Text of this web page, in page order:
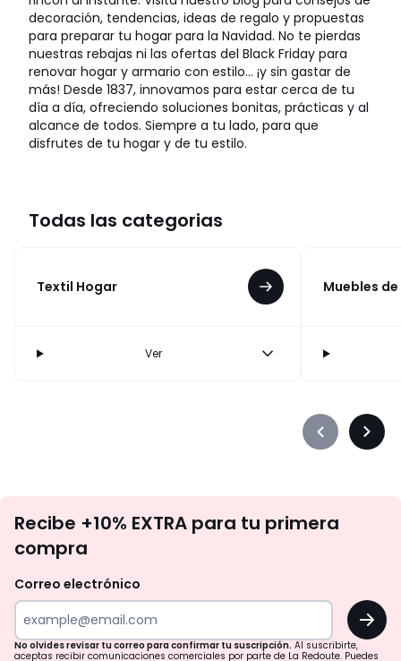
decoración, tendencias, ideas de regalo y propuestas
para preparar tu hogar para la Navidad. No te pierdas
nuestras rebajas ni las ofertas del Black Friday para
renovar hogar y armario con estilo… ¡y sin gastar de
más! Desde 1837, innovamos para estar cerca de tu
día a día, ofreciendo soluciones bonitas, prácticas y al
alcance de todos. Siempre a tu lado, para que
disfrutes de tu hogar y de tu estilo.
Todas las categorias
Textil Hogar
Ver
Muebles
Précédent
te
tu
para
Recibe +10% EXTRA para tu primera
compra
Correo electrónico
OK
No olvides revisar tu correo para confirmar tu suscripción. Al suscribirte,
aceptas recibir comunicaciones comerciales por parte de La Redoute. Puedes